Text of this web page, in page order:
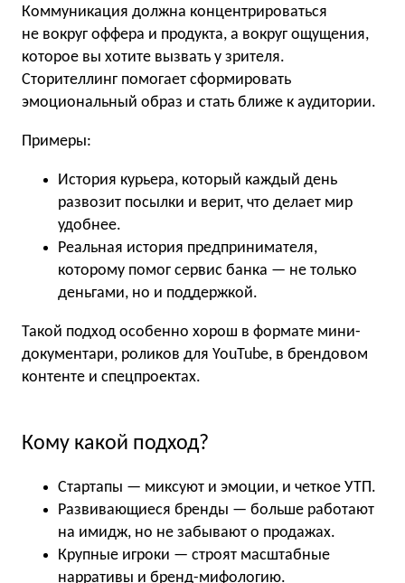
Коммуникация должна концентрироваться
не вокруг оффера и продукта, а вокруг ощущения,
которое вы хотите вызвать у зрителя.
Сторителлинг помогает сформировать
эмоциональный образ и стать ближе к аудитории.
Примеры:
История курьера, который каждый день
развозит посылки и верит, что делает мир
удобнее.
Реальная история предпринимателя,
которому помог сервис банка — не только
деньгами, но и поддержкой.
Такой подход особенно хорош в формате мини-
документари, роликов для YouTube, в брендовом
контенте и спецпроектах.
Кому какой подход?
Стартапы — миксуют и эмоции, и четкое УТП.
Развивающиеся бренды — больше работают
на имидж, но не забывают о продажах.
Крупные игроки — строят масштабные
нарративы и бренд-мифологию.